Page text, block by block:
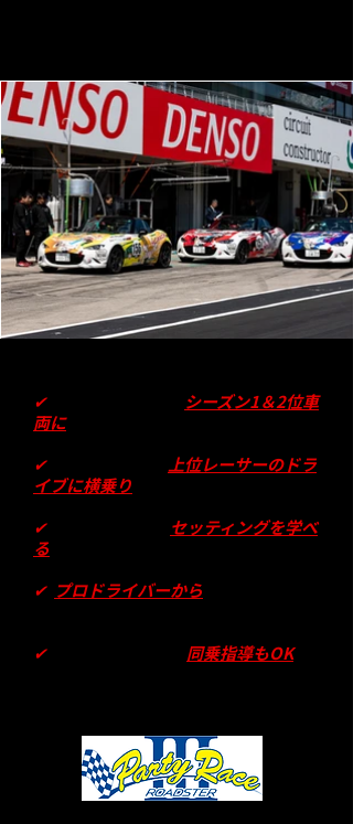
✔
シーズン1＆2位車
両に実際に乗れる！
✔
上位レーサーのドラ
イブに横乗り
✔
セッティングを学べ
る
✔ プロドライバーから
✔
同乗指導もOK！